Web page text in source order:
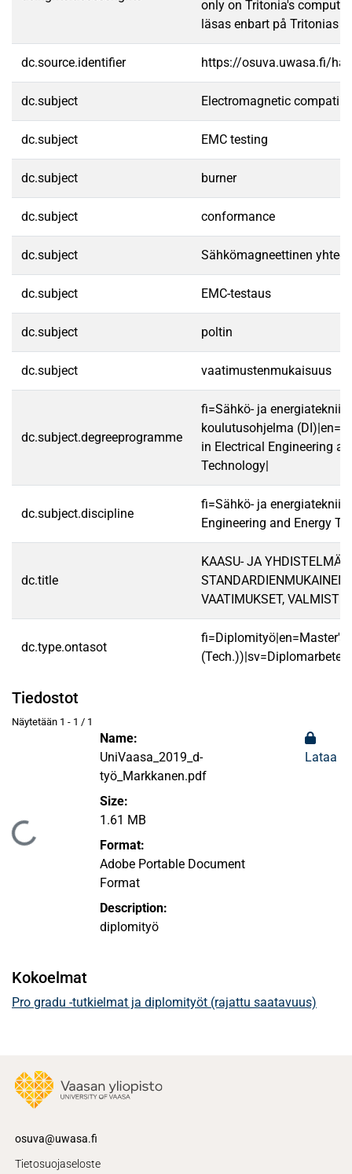
only on Tritonia's
läsas enbart på Tritonias
dc.source.identifier https://osuva.uwasa.fi/
dc.subject Electromagnetic
dc.subject EMC testing
dc.subject burner
dc.subject conformance
dc.subject Sähkömagneettinen
dc.subject EMC-testaus
dc.subject poltin
dc.subject vaatimustenmukaisuus
dc.subject.degreeprogramme
fi=Sähkö- ja
koulutusohjelma
in Electrical Engineering
Technology|
dc.subject.discipline
fi=Sähkö- ja
Engineering and Energy
dc.title
KAASU- JA
STANDARDIENMUKAINEN
VAATIMUKSET,
dc.type.ontasot
fi=Diplomityö|en=Master's
(Tech.))|sv=Diplomarbete|
Tiedostot
Näytetään 1 - 1 / 1
Name:
UniVaasa_2019_d-
työ_Markkanen.pdf
Size:
1.61 MB
Format:
Adobe Portable Document
Format
Description:
diplomityö
Lataa
Kokoelmat
Pro gradu -tutkielmat ja diplomityöt (rajattu saatavuus)
osuva@uwasa.fi
Tietosuojaseloste